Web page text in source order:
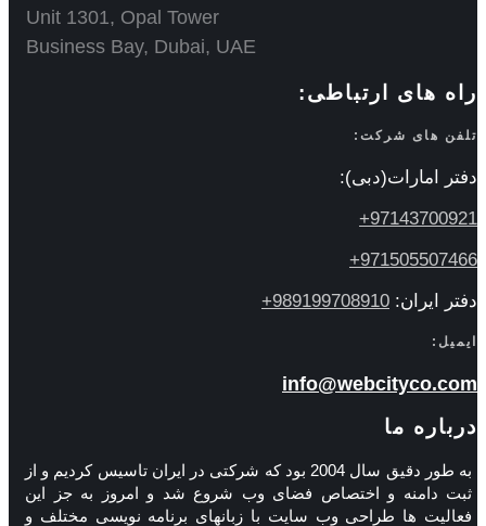
Unit 1301, Opal Tower
Business Bay, Dubai, UAE
راه های ارتباطی:
تلفن های شرکت:
دفتر امارات(دبی):
97143700921+
971505507466+
دفتر ایران: 989199708910+
ایمیل:
info@webcityco.com
درباره ما
به طور دقیق سال 2004 بود که شرکتی در ایران تاسیس کردیم و از
ثبت دامنه و اختصاص فضای وب شروع شد و امروز به جز این
فعالیت ها طراحی وب سایت با زبانهای برنامه نویسی مختلف و